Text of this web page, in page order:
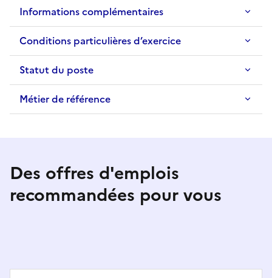
Informations complémentaires
Conditions particulières d’exercice
Statut du poste
Métier de référence
Des offres d'emplois
recommandées pour vous